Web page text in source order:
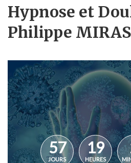
Hypnose et
Philippe MIRAS
57
JOURS
19
HEURES